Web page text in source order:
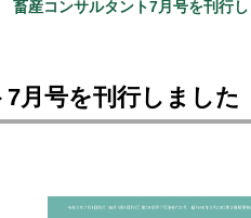
畜産コンサルタント7月号を刊行
月号を刊行しました